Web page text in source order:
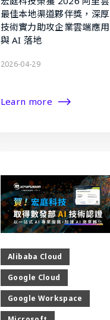
最佳本地渠道夥伴獎，深厚
技術實力助攻企業雲端應用
與 AI 落地
2026-04-29
Learn more
Alibaba Cloud
Google Cloud
Google Workspace